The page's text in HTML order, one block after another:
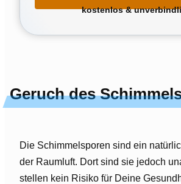
kostenlos &
Geruch des
Die Schimmelsporen sind ein
der Raumluft. Dort sind sie jedoch
stellen kein Risiko für Deine